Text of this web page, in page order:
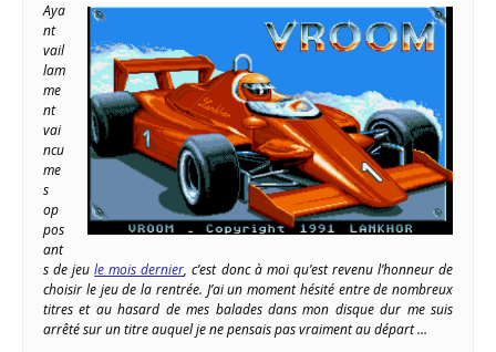
Aya
nt
vail
lam
me
nt
vai
ncu
me
s
op
pos
ant
s de jeule mois dernier, c’est donc à moi qu’est revenu l’honneur de
choisir le jeu de la rentrée. J’ai un moment hésité entre de nombreux
titres et au hasard de mes balades dans mon disque dur me suis
arrêté sur un titre auquel je ne pensais pas vraiment au départ …